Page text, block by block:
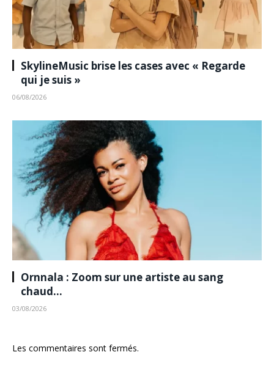
SkylineMusic brise les cases avec « Regarde
qui je suis »
06/08/2026
Ornnala : Zoom sur une artiste au sang
chaud…
03/08/2026
Les commentaires sont fermés.